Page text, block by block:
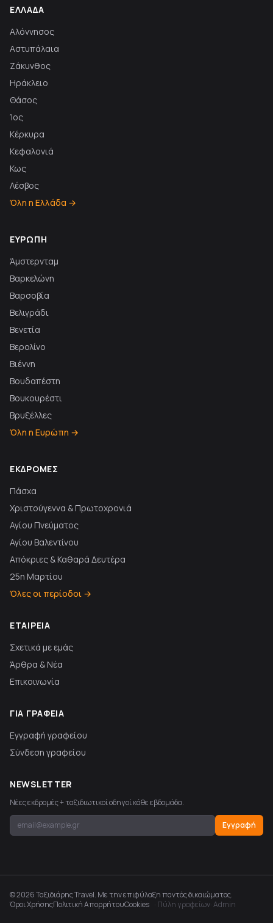
ΕΛΛΆΔΑ
Αλόννησος
Αστυπάλαια
Ζάκυνθος
Ηράκλειο
Θάσος
Ίος
Κέρκυρα
Κεφαλονιά
Κως
Λέσβος
Όλη η Ελλάδα →
ΕΥΡΏΠΗ
Άμστερνταμ
Βαρκελώνη
Βαρσοβία
Βελιγράδι
Βενετία
Βερολίνο
Βιέννη
Βουδαπέστη
Βουκουρέστι
Βρυξέλλες
Όλη η Ευρώπη →
ΕΚΔΡΟΜΈΣ
Πάσχα
Χριστούγεννα & Πρωτοχρονιά
Αγίου Πνεύματος
Αγίου Βαλεντίνου
Απόκριες & Καθαρά Δευτέρα
25η Μαρτίου
Όλες οι περίοδοι →
ΕΤΑΙΡΕΊΑ
Σχετικά με εμάς
Άρθρα & Νέα
Επικοινωνία
ΓΙΑ ΓΡΑΦΕΊΑ
Εγγραφή γραφείου
Σύνδεση γραφείου
NEWSLETTER
Νέες εκδρομές + ταξιδιωτικοί οδηγοί κάθε εβδομάδα.
Εγγραφή
© 2026 Ταξιδιάρης Travel. Με την επιφύλαξη παντός δικαιώματος.
Όροι ΧρήσηςΠολιτική ΑπορρήτουCookies · Πύλη γραφείων· Admin